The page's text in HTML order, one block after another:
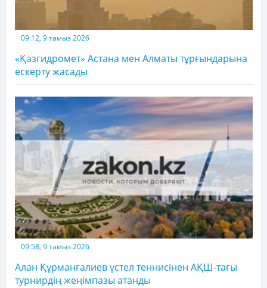
09:12, 9 тамыз 2026
«Қазгидромет» Астана мен Алматы тұрғындарына
ескерту жасады
09:58, 9 тамыз 2026
Алан Құрманғалиев үстел теннисінен АҚШ-тағы
турнирдің жеңімпазы атанды